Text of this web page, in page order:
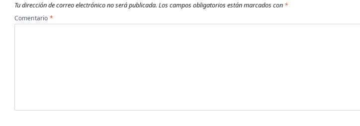
Tu dirección de correo electrónico no será publicada. Los campos obligatorios están marcados con *
Comentario *